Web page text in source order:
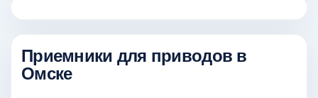
управления).
управления).
Приемники для приводов в
Омске